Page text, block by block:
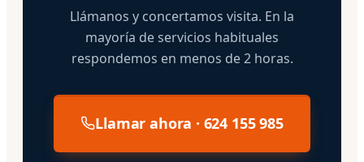
Llámanos y concertamos visita. En la
mayoría de servicios habituales
respondemos en menos de 2 horas.
Llamar ahora · 624 155 985